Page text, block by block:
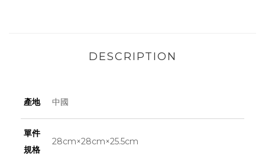
DESCRIPTION
產地 中國
單件
規格
28cm×28cm×25.5cm